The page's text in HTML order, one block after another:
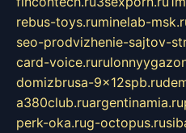
rebus-toys.ruminelab-
seo-prodvizhenie-sajtov-
card-voice.ru
domizbrusa-9x12spb.ru
a380club.ruargentinamia.ru
perk-oka.rug-octopus.ru